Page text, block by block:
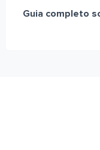
Guia completo